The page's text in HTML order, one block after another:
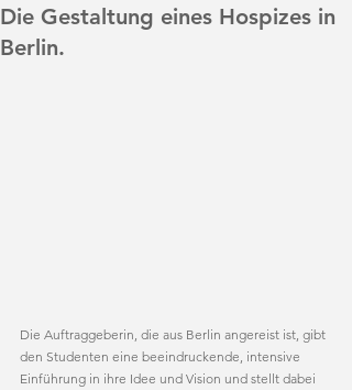
Die Gestaltung eines Hospizes in
Berlin.
Die Auftraggeberin, die aus Berlin angereist ist, gibt
den Studenten eine beeindruckende, intensive
Einführung in ihre Idee und Vision und stellt dabei